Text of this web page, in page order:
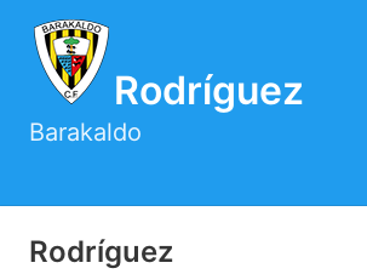
Rodríguez
Barakaldo
Rodríguez